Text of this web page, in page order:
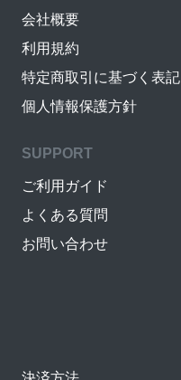
会社概要
利用規約
特定商取引に基づく表記
個人情報保護方針
SUPPORT
ご利用ガイド
よくある質問
お問い合わせ